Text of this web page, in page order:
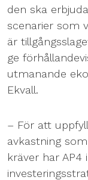
den ska
scenarier som
är
ge
utmanande
Ekvall.
– För att
avkastning
kräver har AP4